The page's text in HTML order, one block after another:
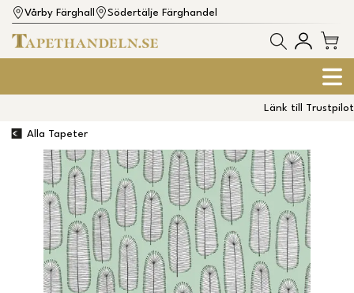
Vårby Färghall Södertälje Färghandel
Länk till Trustpilot
Alla Tapeter